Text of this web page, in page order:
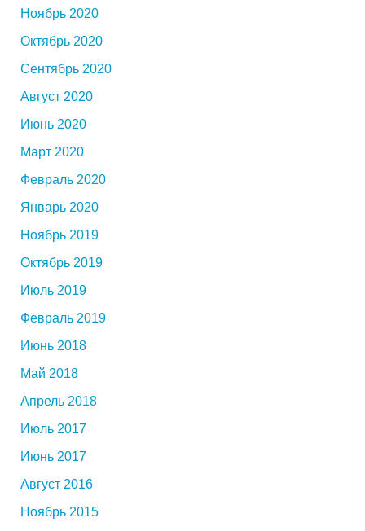
Ноябрь 2020
Октябрь 2020
Сентябрь 2020
Август 2020
Июнь 2020
Март 2020
Февраль 2020
Январь 2020
Ноябрь 2019
Октябрь 2019
Июль 2019
Февраль 2019
Июнь 2018
Май 2018
Апрель 2018
Июль 2017
Июнь 2017
Август 2016
Ноябрь 2015